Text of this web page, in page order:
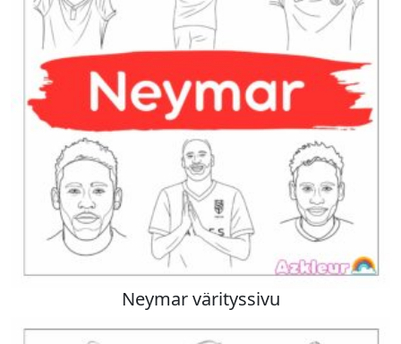
Neymar värityssivu